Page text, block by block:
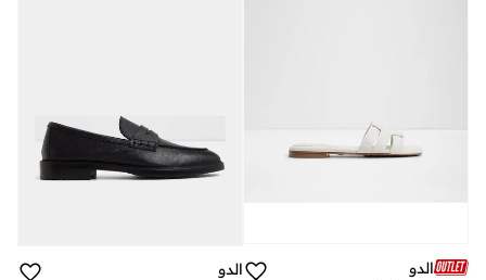
الدو
الدو